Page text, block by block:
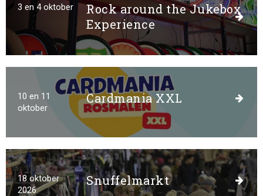
3 en 4 oktober
Rock around the Jukebox
Experience
10 en 11
oktober
Cardmania XXL
18 oktober
2026
Snuffelmarkt